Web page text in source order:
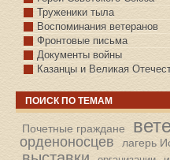
Труженики тыла
Воспоминания ветеранов
Фронтовые письма
Документы войны
Казанцы и Великая
ПОИСК ПО ТЕМАМ
Почетные граждане
орденоносцев
лагерь